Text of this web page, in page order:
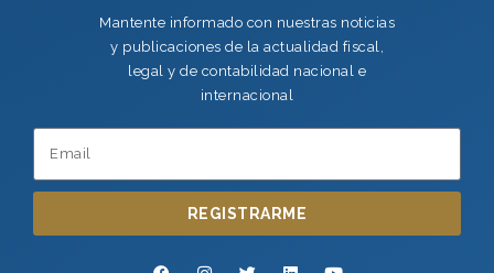
Mantente informado con nuestras noticias
y publicaciones de la actualidad fiscal,
legal y de contabilidad nacional e
internacional
REGISTRARME